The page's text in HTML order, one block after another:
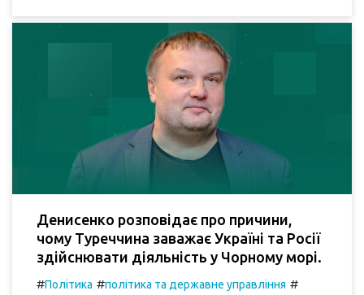
Денисенко розповідає про причини,
чому Туреччина заважає Україні та Росії
здійснювати діяльність у Чорному морі.
#Політика #політика та державне управління #